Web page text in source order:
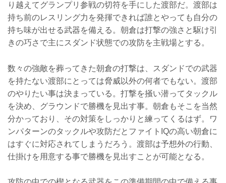
り越えてグランプリ参戦の切符を手にした渡部だ。渡部は
持ち前のレスリング力を発揮できれば誰とやっても自分の
持ち味が出せる武器を備える。朝倉は打撃の強さと駆け引
きの巧さで主にスダンド状態での攻防を主戦場とする。
数々の強敵を葬ってきた朝倉の打撃は、スダンドでの武器
を持たない渡部にとっては脅威以外の何者でもない。渡部
のやりたい事は決まっている。打撃を掻い潜ってタックル
を決め、グラウンドで勝機を見出す事。朝倉もそこを当然
分かっており、その対策をしっかりと練ってくるはず。ワ
ンパターンのタックルや攻防だとファイトIQの高い朝倉に
はすぐに対応されてしまうだろう。渡部は予想外の行動、
仕掛けを用意する事で勝機を見出すことが可能となる。